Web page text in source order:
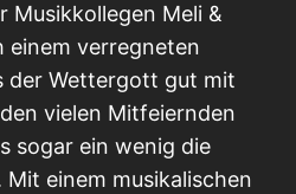
Musikkollegen Meli &
einem verregneten
der Wettergott gut mit
vielen Mitfeiernden
sogar ein wenig die
einem musikalischen